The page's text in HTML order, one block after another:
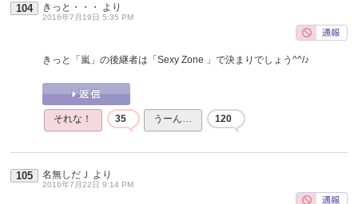
104 きっと・・・ より
2016年7月19日 5:35 PM
きっと「嵐」の後継者は「Sexy Zone 」で決まりでしょう^^/♪
それな！ 35 うーん… 120
105 名無しだＪ より
2016年7月22日 9:14 PM